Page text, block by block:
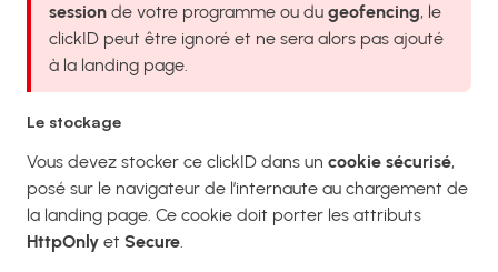
session de votre programme ou du geofencing, le
clickID peut être ignoré et ne sera alors pas ajouté
à la landing page.
Le stockage
Vous devez stocker ce clickID dans un cookie sécurisé,
posé sur le navigateur de l’internaute au chargement de
la landing page. Ce cookie doit porter les attributs
HttpOnly et Secure.